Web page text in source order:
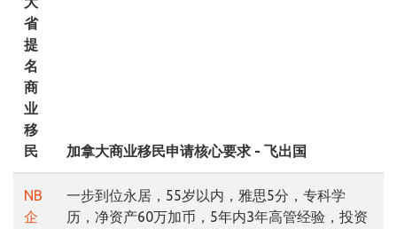
省
提
名
商
业
移
民
加拿大商业移民申请核心要求 - 飞出国
NB
企
一步到位永居，55岁以内，雅思5分，专科学
历，净资产60万加币，5年内3年高管经验，投资